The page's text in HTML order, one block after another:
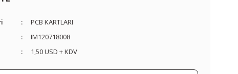
PCB KARTLARI
IM120718008
1,50 USD + KDV